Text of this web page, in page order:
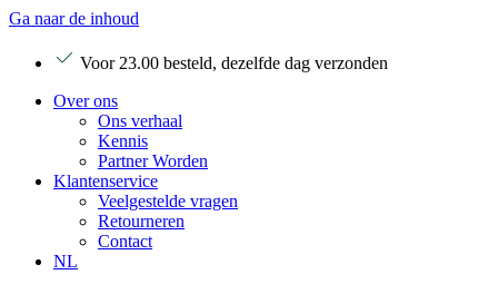
Ga naar de inhoud
Voor 23.00 besteld, dezelfde dag verzonden
Over ons
Ons verhaal
Kennis
Partner Worden
Klantenservice
Veelgestelde vragen
Retourneren
Contact
NL